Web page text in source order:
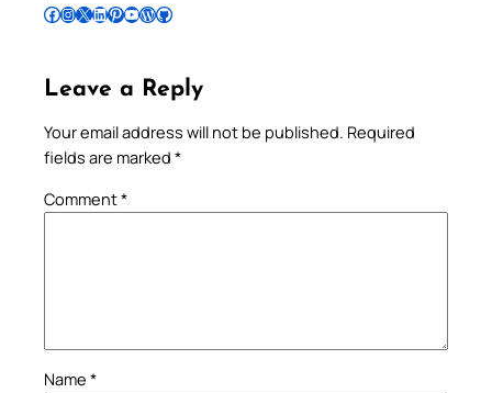
Follow Pradeep on Facebook Follow Pradeep on InstagramFollow Pradeep on X Follow Pradeep on LinkedIn Follow Pradeep on Pinterest Subscribe to Pradeep’s Youtube Channel Follow Pradeep on WordPress Follow Pradeep on GitHub
Leave a Reply
Your email address will not be published. Required
fields are marked *
Comment*
Name *